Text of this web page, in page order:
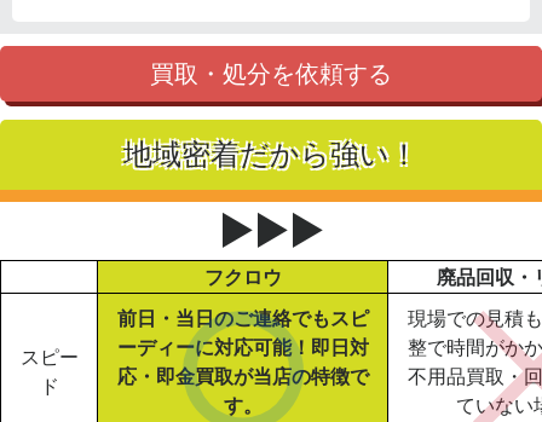
買取・処分を依頼する
地域密着だから強い！
▶▶▶
フクロウ 廃品回収・
スピー
ド
前日・当日のご連絡でもスピ
ーディーに対応可能！即日対
応・即金買取が当店の特徴で
す。
現場での見積
整で時間がか
不用品買取・
ていない